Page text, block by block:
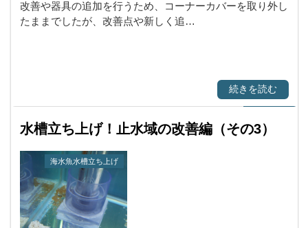
改善や器具の追加を行うため、コーナーカバーを取り外し
たままでしたが、改善点や新しく追…
続きを読む
水槽立ち上げ！止水域の改善編（その3）
海水魚水槽立ち上げ